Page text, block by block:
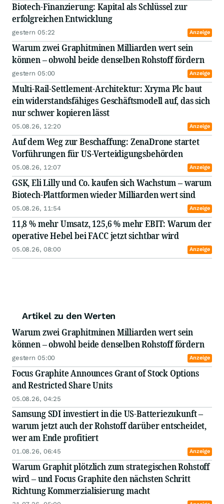
Biotech-Finanzierung: Kapital als Schlüssel zur
erfolgreichen Entwicklung
gestern 05:22 Anzeige
Warum zwei Graphitminen Milliarden wert sein
können – obwohl beide denselben Rohstoff fördern
gestern 05:00 Anzeige
Multi-Rail-Settlement-Architektur: Xryma Plc baut
ein widerstandsfähiges Geschäftsmodell auf, das sich
nur schwer kopieren lässt
05.08.26, 12:20 Anzeige
Auf dem Weg zur Beschaffung: ZenaDrone startet
Vorführungen für US-Verteidigungsbehörden
05.08.26, 12:07 Anzeige
GSK, Eli Lilly und Co. kaufen sich Wachstum – warum
Biotech-Plattformen wieder Milliarden wert sind
05.08.26, 11:54 Anzeige
11,8 % mehr Umsatz, 125,6 % mehr EBIT: Warum der
operative Hebel bei FACC jetzt sichtbar wird
05.08.26, 08:00 Anzeige
Artikel zu den Werten
Warum zwei Graphitminen Milliarden wert sein
können – obwohl beide denselben Rohstoff fördern
gestern 05:00 Anzeige
Focus Graphite Announces Grant of Stock Options
and Restricted Share Units
05.08.26, 04:25
Samsung SDI investiert in die US-Batteriezukunft –
warum jetzt auch der Rohstoff darüber entscheidet,
wer am Ende profitiert
01.08.26, 06:45 Anzeige
Warum Graphit plötzlich zum strategischen Rohstoff
wird – und Focus Graphite den nächsten Schritt
Richtung Kommerzialisierung macht